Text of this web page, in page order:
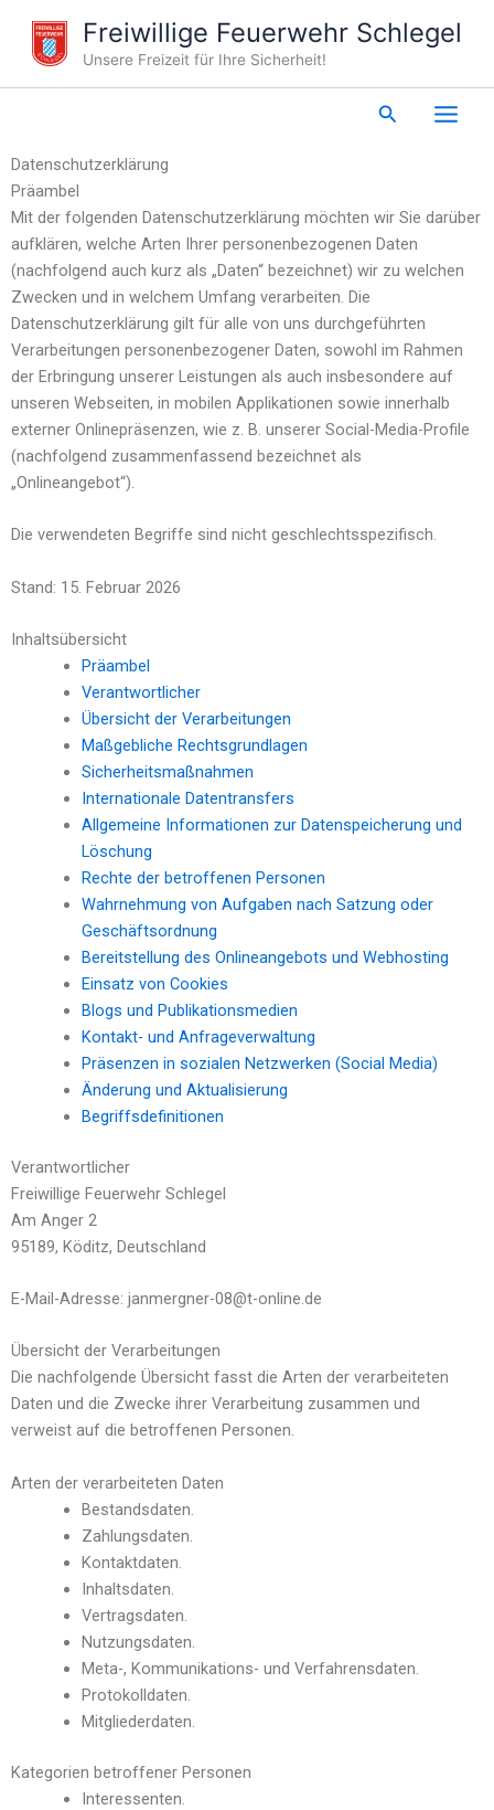
Inhalt
springen
Freiwillige Feuerwehr Schlegel
Unsere Freizeit für Ihre Sicherheit!
Suchen
Datenschutzerklärung
Präambel
Mit der folgenden Datenschutzerklärung möchten wir Sie darüber
aufklären, welche Arten Ihrer personenbezogenen Daten
(nachfolgend auch kurz als „Daten“ bezeichnet) wir zu welchen
Zwecken und in welchem Umfang verarbeiten. Die
Datenschutzerklärung gilt für alle von uns durchgeführten
Verarbeitungen personenbezogener Daten, sowohl im Rahmen
der Erbringung unserer Leistungen als auch insbesondere auf
unseren Webseiten, in mobilen Applikationen sowie innerhalb
externer Onlinepräsenzen, wie z. B. unserer Social-Media-Profile
(nachfolgend zusammenfassend bezeichnet als
„Onlineangebot“).
Die verwendeten Begriffe sind nicht geschlechtsspezifisch.
Stand: 15. Februar 2026
Inhaltsübersicht
Präambel
Verantwortlicher
Übersicht der Verarbeitungen
Maßgebliche Rechtsgrundlagen
Sicherheitsmaßnahmen
Internationale Datentransfers
Allgemeine Informationen zur Datenspeicherung und
Löschung
Rechte der betroffenen Personen
Wahrnehmung von Aufgaben nach Satzung oder
Geschäftsordnung
Bereitstellung des Onlineangebots und Webhosting
Einsatz von Cookies
Blogs und Publikationsmedien
Kontakt- und Anfrageverwaltung
Präsenzen in sozialen Netzwerken (Social Media)
Änderung und Aktualisierung
Begriffsdefinitionen
Verantwortlicher
Freiwillige Feuerwehr Schlegel
Am Anger 2
95189, Köditz, Deutschland
E-Mail-Adresse: janmergner-08@t-online.de
Übersicht der Verarbeitungen
Die nachfolgende Übersicht fasst die Arten der verarbeiteten
Daten und die Zwecke ihrer Verarbeitung zusammen und
verweist auf die betroffenen Personen.
Arten der verarbeiteten Daten
Bestandsdaten.
Zahlungsdaten.
Kontaktdaten.
Inhaltsdaten.
Vertragsdaten.
Nutzungsdaten.
Meta-, Kommunikations- und Verfahrensdaten.
Protokolldaten.
Mitgliederdaten.
Kategorien betroffener Personen
Interessenten.